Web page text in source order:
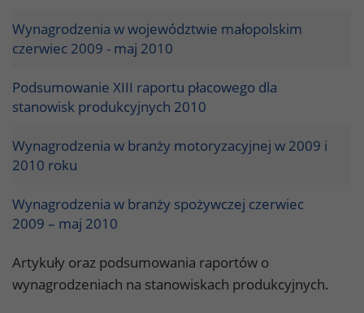
Wynagrodzenia w województwie małopolskim
czerwiec 2009 - maj 2010
Podsumowanie XIII raportu płacowego dla
stanowisk produkcyjnych 2010
Wynagrodzenia w branży motoryzacyjnej w 2009 i
2010 roku
Wynagrodzenia w branży spożywczej czerwiec
2009 – maj 2010
Artykuły oraz podsumowania raportów o
wynagrodzeniach na stanowiskach produkcyjnych.